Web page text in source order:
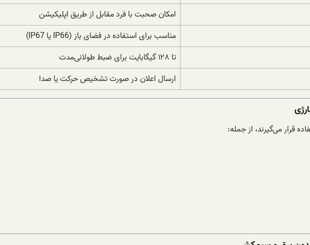
امکان صحبت با فرد مقابل از طریق اپلیکیشن
مناسب برای استفاده در فضای باز (IP66 یا IP67)
تا ۱۲۸ گیگابایت برای ضبط طولانی‌مدت
ارسال اعلان در صورت تشخیص حرکت یا صدا
قرار می‌گیرند، از جمله: